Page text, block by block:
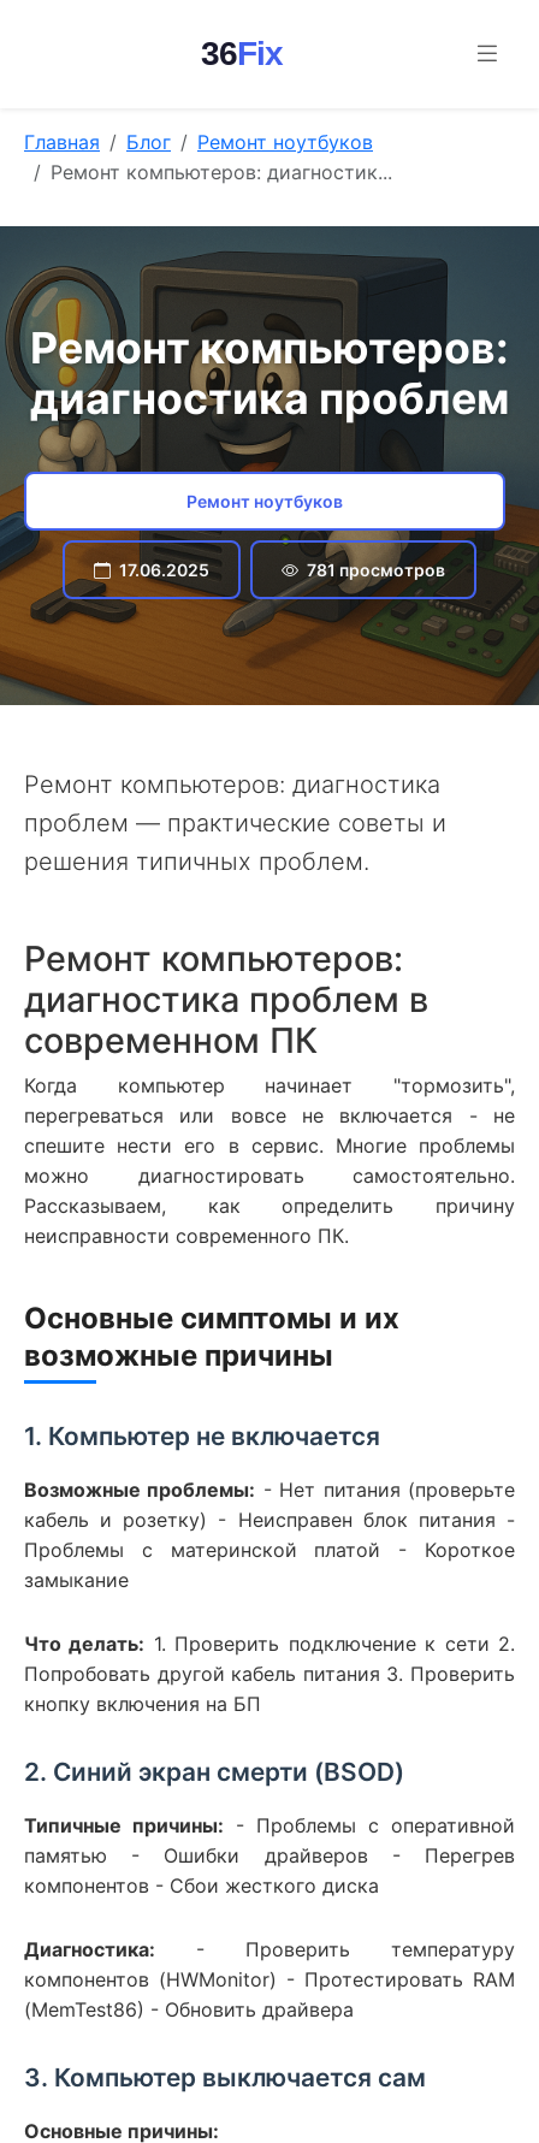
36Fix
Главная Блог
Ремонт ноутбуков
Ремонт компьютеров: диагностик...
Ремонт компьютеров:
диагностика проблем
Ремонт ноутбуков
17.06.2025 781 просмотров
Ремонт компьютеров: диагностика
проблем — практические советы и
решения типичных проблем.
Ремонт компьютеров:
диагностика проблем в
современном ПК
Когда компьютер начинает "тормозить",
перегреваться или вовсе не включается - не
спешите нести его в сервис. Многие проблемы
можно диагностировать самостоятельно.
Рассказываем, как определить причину
неисправности современного ПК.
Основные симптомы и их
возможные причины
1. Компьютер не включается
Возможные проблемы: - Нет питания (проверьте
кабель и розетку) - Неисправен блок питания -
Проблемы с материнской платой - Короткое
замыкание
Что делать: 1. Проверить подключение к сети 2.
Попробовать другой кабель питания 3. Проверить
кнопку включения на БП
2. Синий экран смерти (BSOD)
Типичные причины: - Проблемы с оперативной
памятью - Ошибки драйверов - Перегрев
компонентов - Сбои жесткого диска
Диагностика: - Проверить температуру
компонентов (HWMonitor) - Протестировать RAM
(MemTest86) - Обновить драйвера
3. Компьютер выключается сам
Основные причины: